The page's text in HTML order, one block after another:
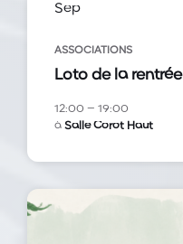
Sep
ASSOCIATIONS
Loto de la rentrée
12:00 – 19:00
à Salle Corot Haut